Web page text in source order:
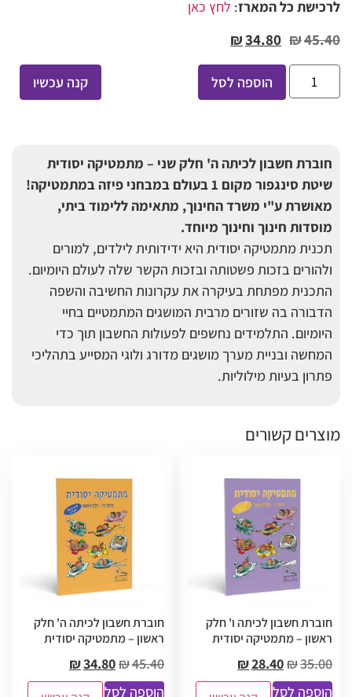
לרכישת כל המארז: לחץ כאן
₪45.40
₪34.80
קנה עכשיו הוספה לסל
חוברת חשבון לכיתה ה' חלק שני – מתמטיקה יסודית
שיטת סינגפור מקום 1 בעולם במבחני פיזה במתמטיקה!
מאושרת ע"י משרד החינוך, מתאימה ללימוד ביתי,
מוסדות חינוך וחינוך מיוחד.
תכנית מתמטיקה יסודית היא ידידותית לילדים, למורים
ולהורים בזכות פשטותה ובזכות הקשר שלה לעולם היומיום.
התכנית מפתחת בעיקרה את עקרונות החשיבה והשפה
הדבורה בה שזורים מרבית המושגים המתמטיים בחיי
היומיום. התלמידים נחשפים לפעולות החשבון תוך כדי
המחשה ובניית מערך מושגים מדורג ולוגי המסייע בתהליכי
פתרון בעיות מילוליות.
מוצרים קשורים
חוברת חשבון לכיתה ו' חלק
ראשון – מתמטיקה יסודית
₪35.00
₪28.40
הוספה לסל
חוברת חשבון לכיתה ה' חלק
ראשון – מתמטיקה יסודית
₪45.40
₪34.80
הוספה לסל